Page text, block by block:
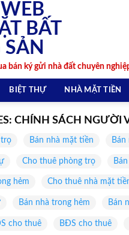
bán ký gửi nhà đất chuyên
BIỆT THỰ NHÀ MẶT TIỀN
CHÍNH SÁCH NGƯỜI
trọ Bán nhà mặt tiền Bán
Cho thuê phòng trọ
hẻm Cho thuê nhà mặt
Bán nhà trong hẻm Bán
cho thuê BĐS cho thuê